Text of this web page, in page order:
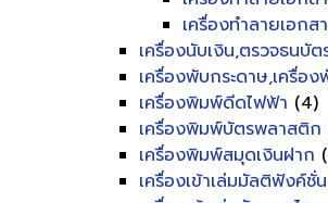
เครื่องทำลายเอกส
เครื่องนับเงิน,ตรวจธนบัต
เครื่องพับกระดาษ,เครื่อ
เครื่องพิมพ์ดีดไฟฟ้า (4)
เครื่องพิมพ์บัตรพลาสติก
เครื่องพิมพ์สมุดเงินฝาก
เครื่องเข้าเล่มมัลติฟังค์ชั่น